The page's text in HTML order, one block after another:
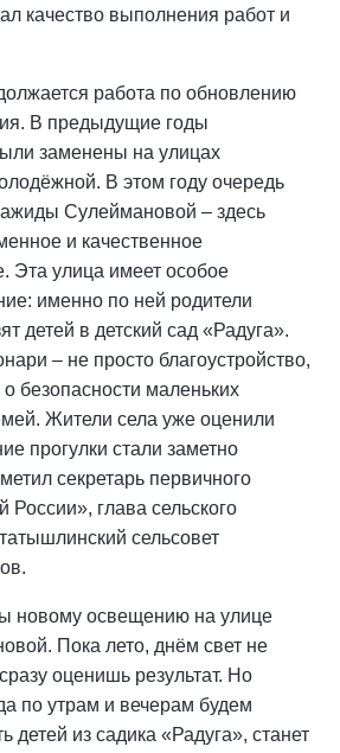
качество выполнения работ и
работа по обновлению
В предыдущие годы
заменены на улицах
В этом году очередь
Сулеймановой – здесь
и качественное
Эта улица имеет особое
именно по ней родители
детей в детский сад «Радуга».
– не просто благоустройство,
безопасности маленьких
Жители села уже оценили
прогулки стали заметно
секретарь первичного
России», глава сельского
сельсовет
новому освещению на улице
Пока лето, днём свет не
оценишь результат. Но
по утрам и вечерам будем
детей из садика «Радуга», станет